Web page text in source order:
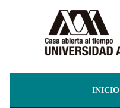
INICIO